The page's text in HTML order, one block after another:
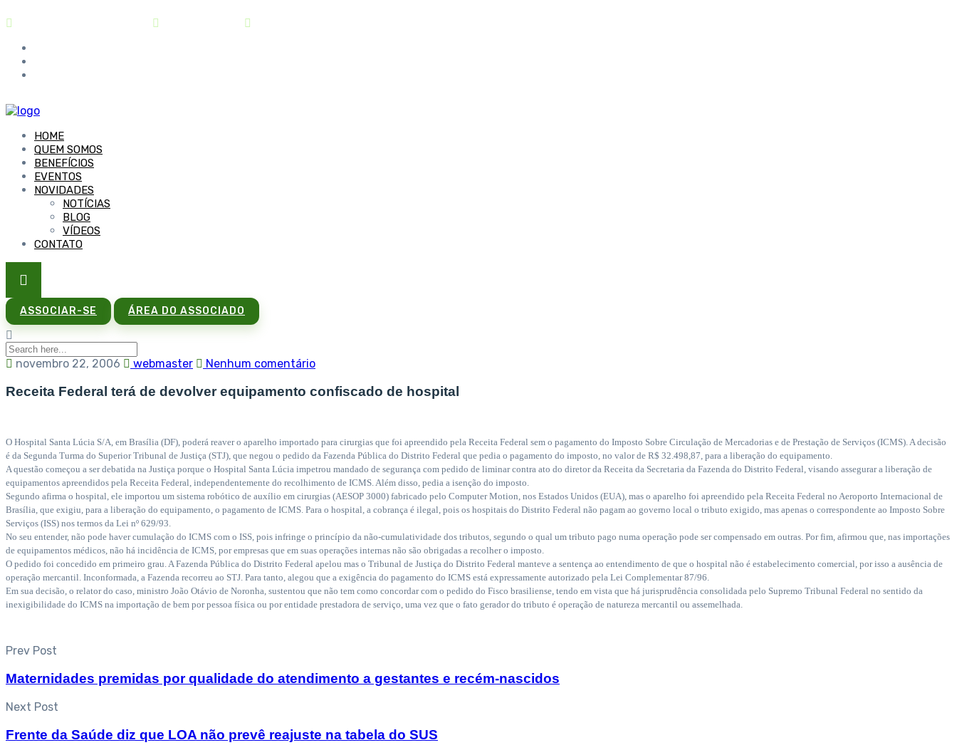
HOME
QUEM SOMOS
BENEFÍCIOS
EVENTOS
NOVIDADES
NOTÍCIAS
BLOG
VÍDEOS
CONTATO
ASSOCIAR-SE ÁREA DO ASSOCIADO
novembro 22, 2006 webmaster Nenhum comentário
Receita Federal terá de devolver equipamento confiscado de hospital
O Hospital Santa Lúcia S/A, em Brasília (DF), poderá reaver o aparelho importado para cirurgias que foi apreendido pela Receita Federal sem o pagamento do Imposto Sobre Circulação de Mercadorias e de Prestação de Serviços (ICMS). A decisão
é da Segunda Turma do Superior Tribunal de Justiça (STJ), que negou o pedido da Fazenda Pública do Distrito Federal que pedia o pagamento do imposto, no valor de R$ 32.498,87, para a liberação do equipamento.
A questão começou a ser debatida na Justiça porque o Hospital Santa Lúcia impetrou mandado de segurança com pedido de liminar contra ato do diretor da Receita da Secretaria da Fazenda do Distrito Federal, visando assegurar a liberação de
equipamentos apreendidos pela Receita Federal, independentemente do recolhimento de ICMS. Além disso, pedia a isenção do imposto.
Segundo afirma o hospital, ele importou um sistema robótico de auxílio em cirurgias (AESOP 3000) fabricado pelo Computer Motion, nos Estados Unidos (EUA), mas o aparelho foi apreendido pela Receita Federal no Aeroporto Internacional de
Brasília, que exigiu, para a liberação do equipamento, o pagamento de ICMS. Para o hospital, a cobrança é ilegal, pois os hospitais do Distrito Federal não pagam ao governo local o tributo exigido, mas apenas o correspondente ao Imposto Sobre
Serviços (ISS) nos termos da Lei nº 629/93.
No seu entender, não pode haver cumulação do ICMS com o ISS, pois infringe o princípio da não-cumulatividade dos tributos, segundo o qual um tributo pago numa operação pode ser compensado em outras. Por fim, afirmou que, nas importações
de equipamentos médicos, não há incidência de ICMS, por empresas que em suas operações internas não são obrigadas a recolher o imposto.
O pedido foi concedido em primeiro grau. A Fazenda Pública do Distrito Federal apelou mas o Tribunal de Justiça do Distrito Federal manteve a sentença ao entendimento de que o hospital não é estabelecimento comercial, por isso a ausência de
operação mercantil. Inconformada, a Fazenda recorreu ao STJ. Para tanto, alegou que a exigência do pagamento do ICMS está expressamente autorizado pela Lei Complementar 87/96.
Em sua decisão, o relator do caso, ministro João Otávio de Noronha, sustentou que não tem como concordar com o pedido do Fisco brasiliense, tendo em vista que há jurisprudência consolidada pelo Supremo Tribunal Federal no sentido da
inexigibilidade do ICMS na importação de bem por pessoa física ou por entidade prestadora de serviço, uma vez que o fato gerador do tributo é operação de natureza mercantil ou assemelhada.
Prev Post
Maternidades premidas por qualidade do atendimento a gestantes e recém-nascidos
Next Post
Frente da Saúde diz que LOA não prevê reajuste na tabela do SUS